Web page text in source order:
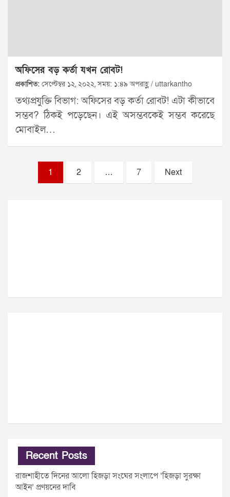
অফিসের বড় কর্তা যখন রোবট!
প্রকাশিত: সেপ্টেম্বর ১২, ২০২২, সময়: ১:৪৯ অপরাহ্ণ / uttarkantho
তথ্যপ্রযুক্তি বিভাগ: অফিসের বড় কর্তা রোবট! এটা কীভাবে
সম্ভব? ঠিকই পড়েছেন। এই অসম্ভবকেই সম্ভব করেছে
মোবাইল…
pagination
1 2 … 7 Next
Recent Posts
রাজশাহীতে দিনের আলো হিজড়া সংঘের সংলাপে ‘হিজড়া সুরক্ষা
আইন’ প্রণয়নের দাবি